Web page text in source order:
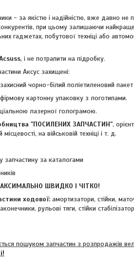
- за якістю і надійністю, вже давно не
при цьому залишаючи
гаджетах, побутової техніці або
, і не потрапити на підробку.
Аксус захищені:
чорно-білий поліетиленовий
картонну упаковку з логотипами.
лазерної голограмою.
"ПОСИЛЕНИХ ЗАПЧАСТИН",
на військовій техніці і т. д.
запчастину за каталогами
ШВИДКО І ЧІТКО!
ходової: амортизатори, стійки,
рульові тяги, стійки
пошуком запчастин з розпродажів